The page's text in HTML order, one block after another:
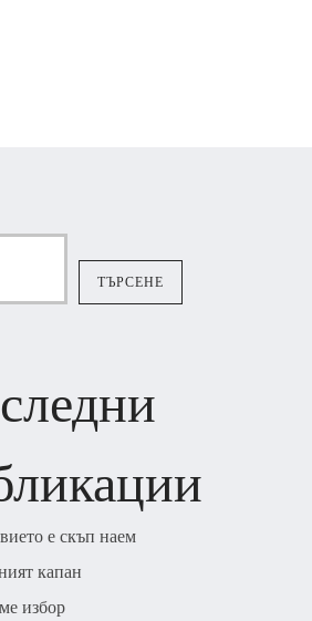
ТЪРСЕНЕ
е скъп наем
капан
избор